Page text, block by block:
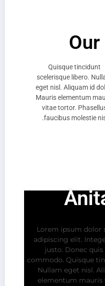
faucibus molestie
Lorem ipsum dolor
adipiscing elit.
justo. Donec
commodo. Quisque
Nullam eget nisl.
elementum mauris